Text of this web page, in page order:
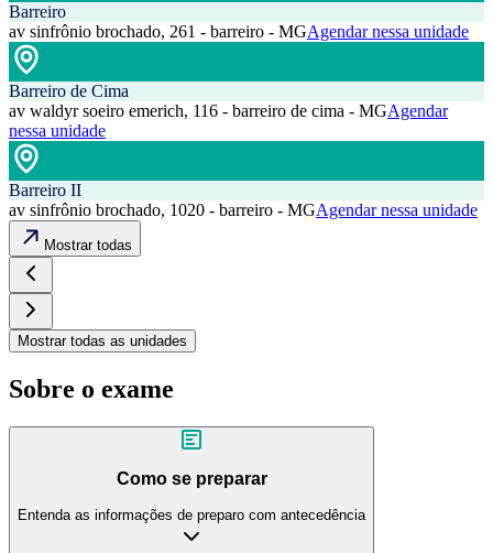
Barreiro
av sinfrônio brochado, 261 - barreiro - MGAgendar nessa unidade
Barreiro de Cima
av waldyr soeiro emerich, 116 - barreiro de cima - MGAgendar
nessa unidade
Barreiro II
av sinfrônio brochado, 1020 - barreiro - MGAgendar nessa unidade
Mostrar todas
Mostrar todas as unidades
Sobre o exame
Como se preparar
Entenda as informações de preparo com antecedência